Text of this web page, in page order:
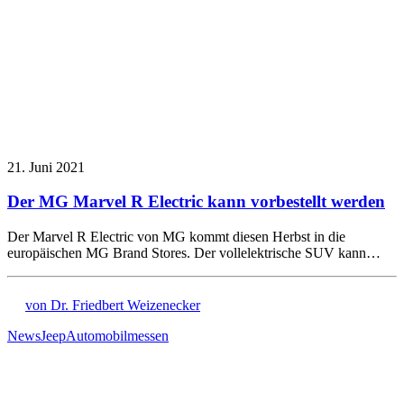
21. Juni 2021
Der MG Marvel R Electric kann vorbestellt werden
Der Marvel R Electric von MG kommt diesen Herbst in die
europäischen MG Brand Stores. Der vollelektrische SUV kann…
von Dr. Friedbert Weizenecker
NewsJeepAutomobilmessen